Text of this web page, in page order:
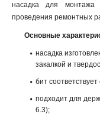
насадка для монтажа
проведения ремонтных
Основные
насадка
закалкой и
бит
подходит для
6.3);